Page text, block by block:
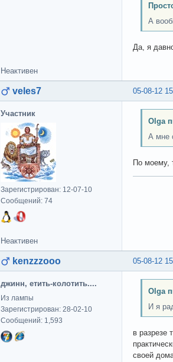
А
Да, я
Неактивен
05-08-12
veles7
Участник
Зарегистрирован: 12-07-10
Сообщений: 74
Olga
А мне
По моему,
Неактивен
05-08-12
kenzzzooo
джинн, етить-колотить....
Из лампы
Зарегистрирован: 28-02-10
Сообщений: 1,593
Olga
И я
в разрезе
своей